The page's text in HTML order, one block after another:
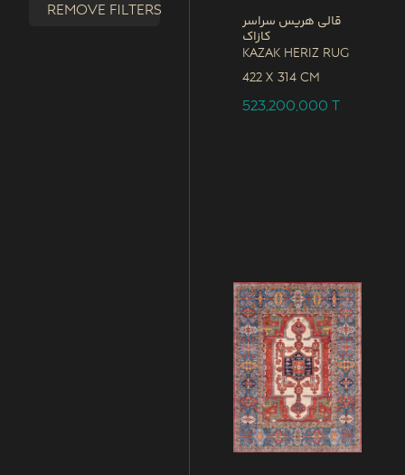
Remove filters
قالی هریس سراسر
کازاک
Kazak Heriz Rug
422 x 314 CM
523,200,000T